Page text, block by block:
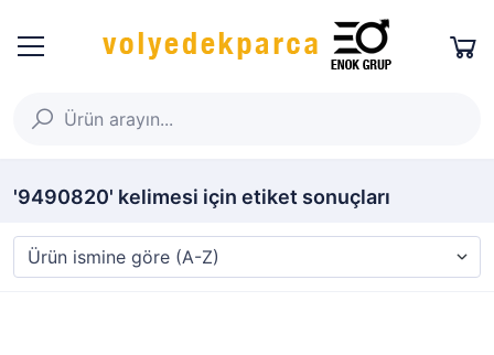
'9490820' kelimesi için etiket sonuçları